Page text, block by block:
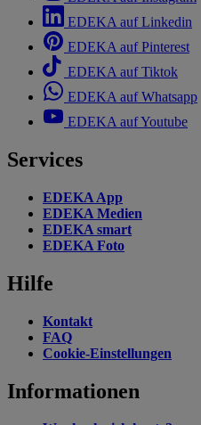
EDEKA auf Linkedin
EDEKA auf Pinterest
EDEKA auf Tiktok
EDEKA auf Whatsapp
EDEKA auf Youtube
Services
EDEKA App
EDEKA Medien
EDEKA smart
EDEKA Foto
Hilfe
Kontakt
FAQ
Cookie-Einstellungen
Informationen